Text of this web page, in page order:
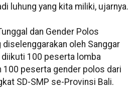
luhung yang kita miliki, ujarnya.
dan Gender Polos
diselenggarakan oleh Sanggar
diikuti 100 peserta lomba
100 peserta gender polos dari
SD-SMP se-Provinsi Bali.